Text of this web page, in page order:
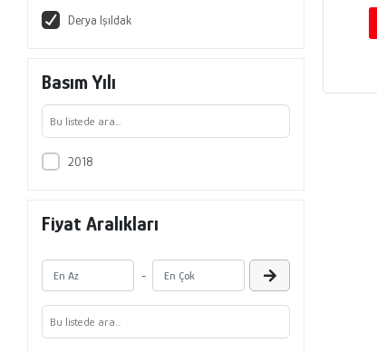
Derya Işıldak
Basım Yılı
2018
Fiyat Aralıkları
-